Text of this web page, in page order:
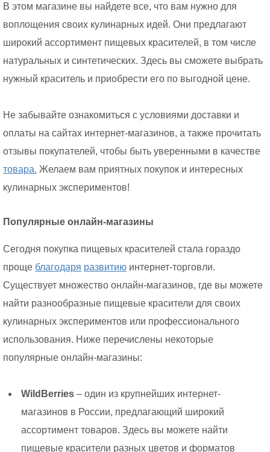
В этом магазине вы найдете все, что вам нужно для
воплощения своих кулинарных идей. Они предлагают
широкий ассортимент пищевых красителей, в том числе
натуральных и синтетических. Здесь вы сможете выбрать
нужный краситель и приобрести его по выгодной цене.
Не забывайте ознакомиться с условиями доставки и
оплаты на сайтах интернет-магазинов, а также прочитать
отзывы покупателей, чтобы быть уверенными в качестве
товара. Желаем вам приятных покупок и интересных
кулинарных экспериментов!
Популярные онлайн-магазины
Сегодня покупка пищевых красителей стала гораздо
проще благодаря развитию интернет-торговли.
Существует множество онлайн-магазинов, где вы можете
найти разнообразные пищевые красители для своих
кулинарных экспериментов или профессионального
использования. Ниже перечислены некоторые
популярные онлайн-магазины:
WildBerries – один из крупнейших интернет-
магазинов в России, предлагающий широкий
ассортимент товаров. Здесь вы можете найти
пищевые красители разных цветов и форматов